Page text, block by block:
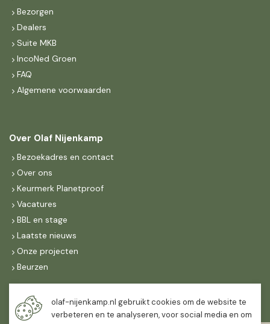
Bezorgen
Dealers
Suite MKB
IncoNed Groen
FAQ
Algemene voorwaarden
Over Olaf Nijenkamp
Bezoekadres en contact
Over ons
Keurmerk Planetproof
Vacatures
BBL en stage
Laatste nieuws
Onze projecten
Beurzen
Maandag t/m vrijdag
07:30- 16:30
olaf-nijenkamp.nl gebruikt cookies om de website te
verbeteren en te analyseren, voor social media en om